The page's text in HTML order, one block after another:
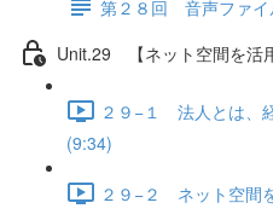
第２８回 音声ファイ
Unit.29 【ネット空間を活
２９−１ 法人とは、
(9:34)
２９−２ ネット空間